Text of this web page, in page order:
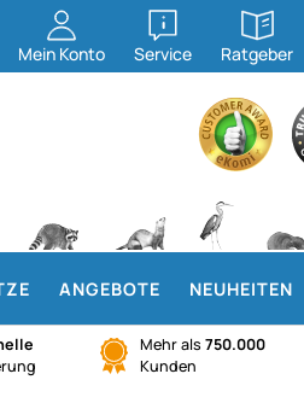
Mein Konto Service
öffnen
Ratgeber
öffnen
ANGEBOTE NEUHEITEN
Mehr als 750.000
Kunden